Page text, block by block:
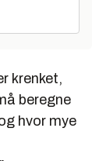
krenket,
beregne
hvor mye